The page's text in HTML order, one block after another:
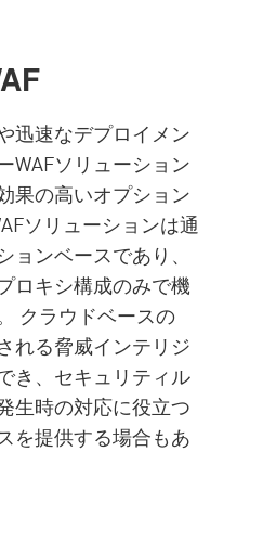
迅速なデプロイメン
WAFソリューション
果の高いオプション
ソリューションは通
ンベースであり、
ロキシ構成のみで機
クラウドベースの
れる脅威インテリジ
き、セキュリティル
生時の対応に役立つ
を提供する場合もあ